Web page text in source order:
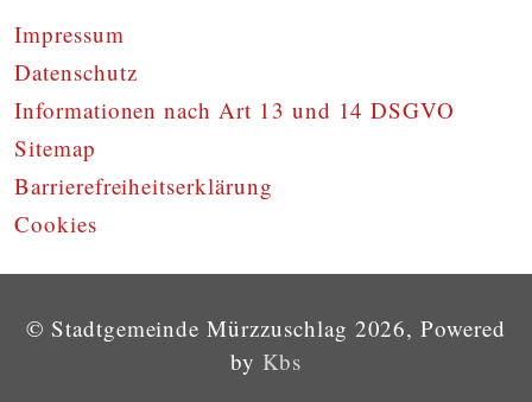
Impressum
Datenschutz
Informationen nach Art 13 und 14 DSGVO
Sitemap
Barrierefreiheitserklärung
Cookies
© Stadtgemeinde Mürzzuschlag 2026, Powered
by Kbs